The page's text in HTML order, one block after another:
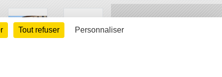
Tout refuser Personnaliser